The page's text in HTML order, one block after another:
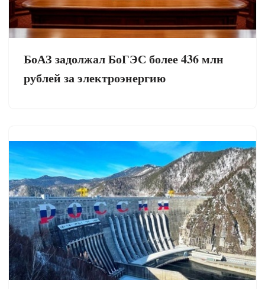
БоАЗ задолжал БоГЭС более 436 млн
рублей за электроэнергию